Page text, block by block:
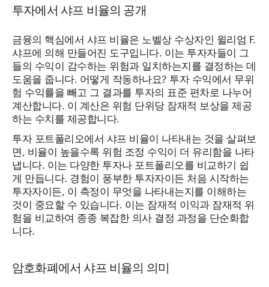
투자에서 샤프 비율의 공개
금융의 핵심에서 샤프 비율은 노벨상 수상자인 윌리엄 F.
샤프에 의해 만들어진 도구입니다. 이는 투자자들이 그
들의 수익이 감수하는 위험과 일치하는지를 결정하는 데
도움을 줍니다. 어떻게 작동하나요? 투자 수익에서 무위
험 수익률을 빼고 그 결과를 투자의 표준 편차로 나누어
계산합니다. 이 계산은 위험 단위당 잠재적 보상을 제공
하는 수치를 제공합니다.
투자 포트폴리오에서 샤프 비율이 나타내는 것을 살펴보
면, 비율이 높을수록 위험 조정 수익이 더 유리함을 나타
냅니다. 이는 다양한 투자나 포트폴리오를 비교하기 쉽
게 만듭니다. 경험이 풍부한 투자자이든 처음 시작하는
투자자이든, 이 측정이 무엇을 나타내는지를 이해하는
것이 중요할 수 있습니다. 이는 잠재적 이익과 잠재적 위
험을 비교하여 종종 복잡한 의사 결정 과정을 단순화합
니다.
암호화폐에서 샤프 비율의 의미